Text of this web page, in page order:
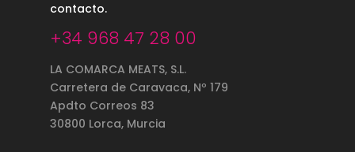
contacto.
+34 968 47 28 00
LA COMARCA MEATS, S.L.
Carretera de Caravaca, Nº 179
Apdto Correos 83
30800 Lorca, Murcia